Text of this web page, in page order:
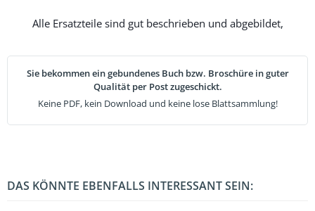
Alle Ersatzteile sind gut beschrieben und abgebildet,
Sie bekommen ein gebundenes Buch bzw. Broschüre in guter
Qualität per Post zugeschickt.
Keine PDF, kein Download und keine lose Blattsammlung!
DAS KÖNNTE EBENFALLS INTERESSANT SEIN: